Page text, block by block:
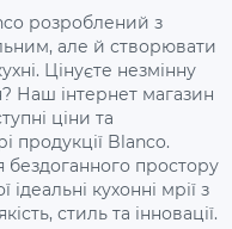
розроблений з
але й створювати
Цінуєте незмінну
Наш інтернет магазин
ціни та
продукції Blanco.
простору
кухонні мрії з
стиль та інновації.